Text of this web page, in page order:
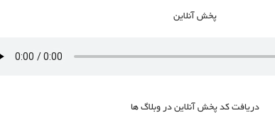
پخش آنلاين
دريافت کد پخش آنلاين در وبلاگ ها